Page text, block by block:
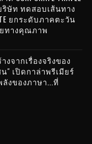
ริษัท ทดสอบเส้นทาง
ยกระดับภาคตะวัน
ทางคุณภาพ
จากเรื่องจริงของ
เปิดกาล่าพรีเมียร์
งของภาษา...ที่